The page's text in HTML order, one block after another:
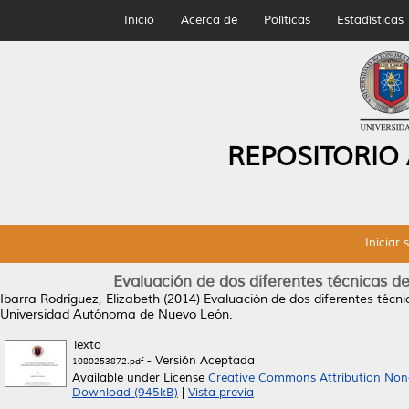
Inicio Acerca de Políticas Estadísticas
Iniciar
Evaluación de dos diferentes técnicas
Ibarra Rodríguez, Elizabeth (2014) Evaluación de dos diferentes
Universidad Autónoma de Nuevo León.
Texto
1080253872.pdf- Versión Aceptada
Available under License Creative Commons Attribution
Download (945kB)
Vista previa